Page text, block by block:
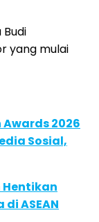
yang mulai
2026
Sosial,
Hentikan
ASEAN